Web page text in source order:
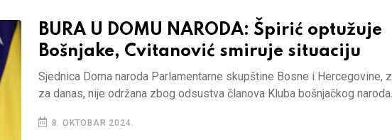
BURA U DOMU NARODA: Špirić optužuje
Bošnjake, Cvitanović smiruje situaciju
Sjednica Doma naroda Parlamentarne skupštine Bosne i Hercegovine,
za danas, nije održana zbog odsustva članova Kluba bošnjačkog naroda.
8. OKTOBAR 2024.